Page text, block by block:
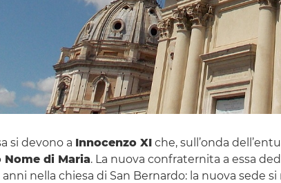
si devono a Innocenzo XIche, sull’onda
di Maria. La nuova confraternita a essa
anni nella chiesa di San Bernardo: la nuova